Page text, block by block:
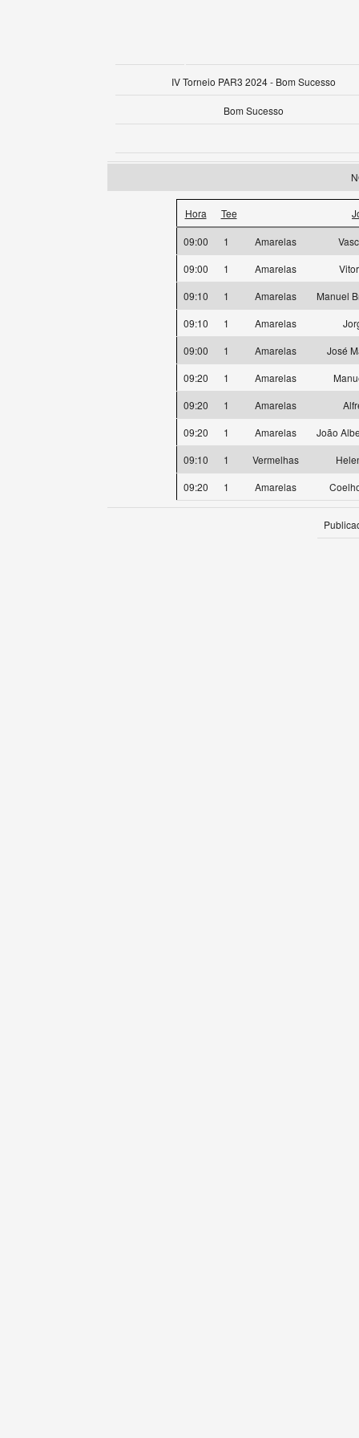
IV Torneio PAR3 2024 - Bom Sucesso
Bom Sucesso
Hora Tee
09:00 1 Amarelas
09:00
1 Amarelas
09:10
1 Amarelas
Manuel
09:10
1 Amarelas
09:00
1 Amarelas
José
09:20
1 Amarelas
09:20
1 Amarelas
09:20
1 Amarelas
João
09:10
1 Vermelhas
09:20
1 Amarelas